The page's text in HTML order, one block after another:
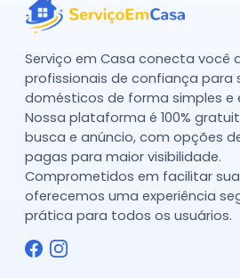
Serviço em Casa conecta você
profissionais de confiança para
domésticos de forma simples e
Nossa plataforma é 100%
busca e anúncio, com opções
pagas para maior visibilidade.
Comprometidos em facilitar
oferecemos uma experiência
prática para todos os usuários.